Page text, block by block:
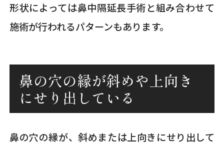
形状によっては鼻中隔延長手術と組み合わせて
施術が行われるパターンもあります。
鼻の穴の縁が斜めや上向き
にせり出している
鼻の穴の縁が、斜めまたは上向きにせり出して